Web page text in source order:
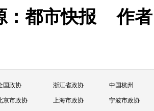
：都市快报作
国政协 浙江省政协 中国杭州
京市政协 上海市政协 宁波市政协